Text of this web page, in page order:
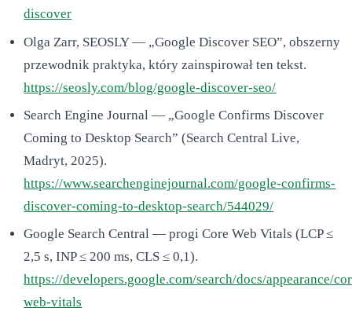
discover
Olga Zarr, SEOSLY — „Google Discover SEO”, obszerny
przewodnik praktyka, który zainspirował ten tekst.
https://seosly.com/blog/google-discover-seo/
Search Engine Journal — „Google Confirms Discover
Coming to Desktop Search” (Search Central Live,
Madryt, 2025).
https://www.searchenginejournal.com/google-confirms-
discover-coming-to-desktop-search/544029/
Google Search Central — progi Core Web Vitals (LCP ≤
2,5 s, INP ≤ 200 ms, CLS ≤ 0,1).
https://developers.google.com/search/docs/appearance/
web-vitals